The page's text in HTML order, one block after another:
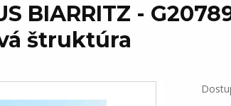
BIARRITZ -
štruktúra